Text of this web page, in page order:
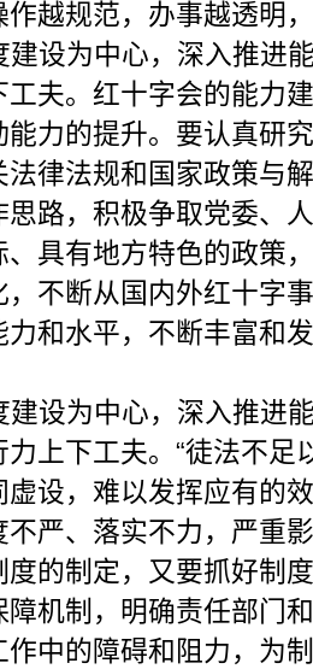
作越规范，办事越透明
设为中心，深入推进
工夫。红十字会的能力
能力的提升。要认真研
法律法规和国家政策与
思路，积极争取党委、
、具有地方特色的政策
，不断从国内外红十字
力和水平，不断丰富和
设为中心，深入推进
力上下工夫。“徒法不足
虚设，难以发挥应有的
不严、落实不力，严重
度的制定，又要抓好制
障机制，明确责任部门
作中的障碍和阻力，为